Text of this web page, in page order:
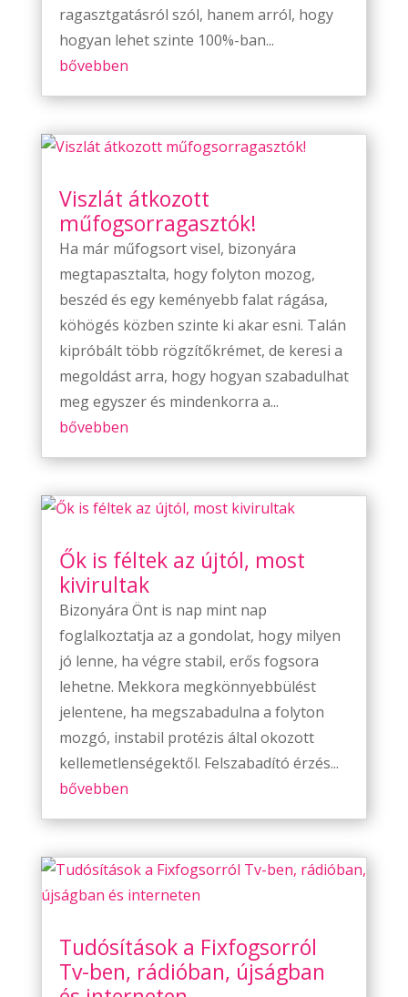
ragasztgatásról szól, hanem arról, hogy
hogyan lehet szinte 100%-ban...
bővebben
Viszlát átkozott
műfogsorragasztók!
Ha már műfogsort visel, bizonyára
megtapasztalta, hogy folyton mozog,
beszéd és egy keményebb falat rágása,
köhögés közben szinte ki akar esni. Talán
kipróbált több rögzítőkrémet, de keresi a
megoldást arra, hogy hogyan szabadulhat
meg egyszer és mindenkorra a...
bővebben
Ők is féltek az újtól, most
kivirultak
Bizonyára Önt is nap mint nap
foglalkoztatja az a gondolat, hogy milyen
jó lenne, ha végre stabil, erős fogsora
lehetne. Mekkora megkönnyebbülést
jelentene, ha megszabadulna a folyton
mozgó, instabil protézis által okozott
kellemetlenségektől. Felszabadító érzés...
bővebben
Tudósítások a Fixfogsorról
Tv-ben, rádióban, újságban